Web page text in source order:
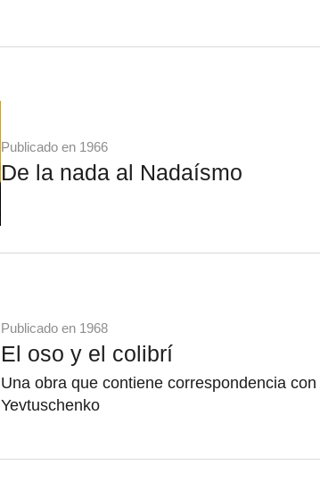
Publicado en 1966
De la nada al Nadaísmo
Publicado en 1968
El oso y el colibrí
Una obra que contiene correspondencia
Yevtuschenko